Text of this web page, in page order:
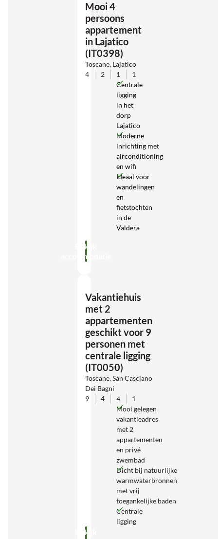
Mooi 4
persoons
appartement
in Lajatico
(IT0398)
Toscane, Lajatico
4
2 1
1
Centrale
ligging
in het
dorp
Lajatico
Moderne
inrichting met
airconditioning
en wifi
Ideaal voor
wandelingen
en
fietstochten
in de
Valdera
Bekijk
accommodatie
Vakantiehuis
met 2
appartementen
geschikt voor 9
personen met
centrale ligging
(IT0050)
Toscane, San Casciano
Dei Bagni
9
4 4
1
Mooi gelegen
vakantieadres
met 2
appartementen
en privé
zwembad
Dicht bij natuurlijke
warmwaterbronnen
met vrij
toegankelijke baden
Centrale
ligging
Bekijk